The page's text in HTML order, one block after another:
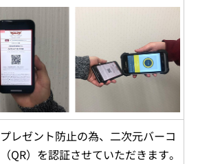
レゼント防止の為、二次元バーコ
QR）を認証させていただきます。